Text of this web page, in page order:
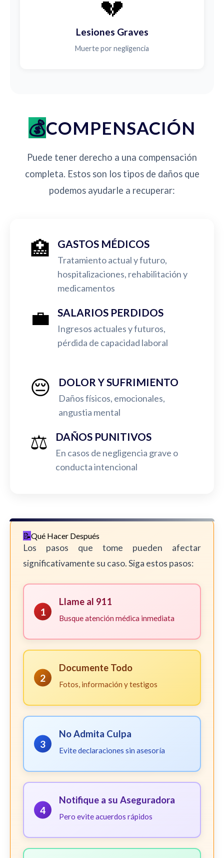
💔
Lesiones Graves
Muerte por negligencia
COMPENSACIÓN
Puede tener derecho a una compensación
completa. Estos son los tipos de daños que
podemos ayudarle a recuperar:
🏥 GASTOS MÉDICOS
Tratamiento actual y futuro,
hospitalizaciones, rehabilitación y
medicamentos
💼 SALARIOS PERDIDOS
Ingresos actuales y futuros,
pérdida de capacidad laboral
😔 DOLOR Y SUFRIMIENTO
Daños físicos, emocionales,
angustia mental
⚖️ DAÑOS PUNITIVOS
En casos de negligencia grave o
conducta intencional
Qué Hacer Después
Los pasos que tome pueden afectar
significativamente su caso. Siga estos pasos:
1
Llame al 911
Busque atención médica inmediata
2
Documente Todo
Fotos, información y testigos
3
No Admita Culpa
Evite declaraciones sin asesoría
4
Notifique a su Aseguradora
Pero evite acuerdos rápidos